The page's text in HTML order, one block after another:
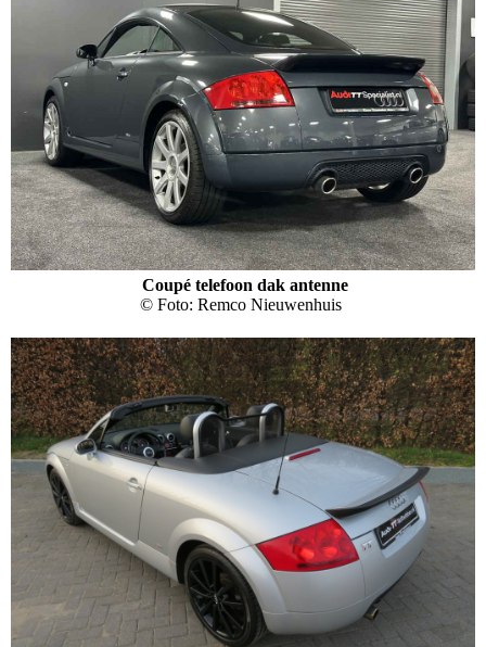
Coupé telefoon dak antenne
© Foto: Remco Nieuwenhuis